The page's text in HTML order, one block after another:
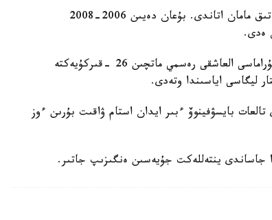
ول قازاقستان ۇلتتىق قۇراماسىن باسقارعان ەكىنشى نيدەرلاندتىق مامان اتاندى. بۇعان دەيىن 2006-2008
ەدى.
دجون ۆانت سحيپ جەتەكشىلىك ەتەتىن قازاقستان ۇلتتىق قۇراماسى العاشقى رەسمي ماتچىن 26 -قىركۇيەكتە
ليگاسى اياسىندا وتەدى.
بايسۋفينوۆ ءبىر ايدان استام ۋاقىت بۇرىن ءوز
جاساندى ينتەللەكت جۇيەسىن ەنگىزىپ جاتىر.